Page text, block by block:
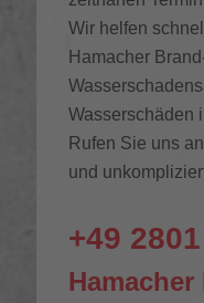
Wir helfen
Hamacher
Wasserschäden
Rufen Sie uns
und
+49